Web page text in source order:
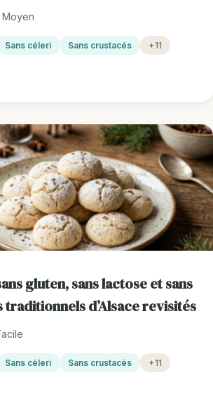
Moyen
Sans céleri Sans crustacés +11
gluten, sans lactose et sans
d’Alsace revisités
Sans céleri Sans crustacés +11